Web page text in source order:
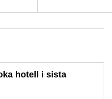
hotell i sista